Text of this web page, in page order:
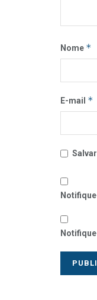
Nome *
E-mail *